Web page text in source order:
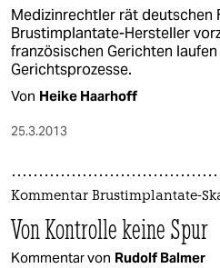
Medizinrechtler rät deutschen
Brustimplantate-Hersteller
französischen Gerichten
Gerichtsprozesse.
Von Heike Haarhoff
25.3.2013
Kommentar Brustimplantate-
Von Kontrolle keine Spur
Kommentar von Rudolf Balmer